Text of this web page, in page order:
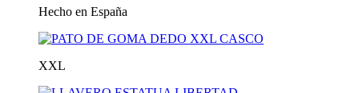
Hecho en España
XXL